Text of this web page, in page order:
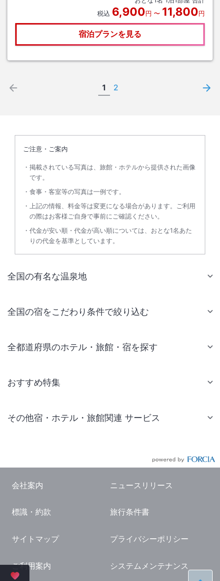
税込 6,900円 〜 11,800円
宿泊プランを見る
1 2
ご注意・ご案内
掲載されている写真は、旅館・ホテルから提供された画像
です。
食事・客室等の写真は一例です。
上記の情報、料金等は変更になる場合があります。ご利用
の際はお客様ご自身で事前にご確認ください。
代金が安い順・代金が高い順については、おとな1名あた
りの代金を基準としています。
全国の有名な温泉地
全国の宿をこだわり条件で絞り込む
全都道府県のホテル・旅館・宿を探す
おすすめ特集
その他宿・ホテル・旅館関連 サービス
国内観光ガイド
旅行・観光情報
会社案内 ニュースリリース
標識・約款 旅行条件書
サイトマップ プライバシーポリシー
ご利用案内 システムメンテナンス